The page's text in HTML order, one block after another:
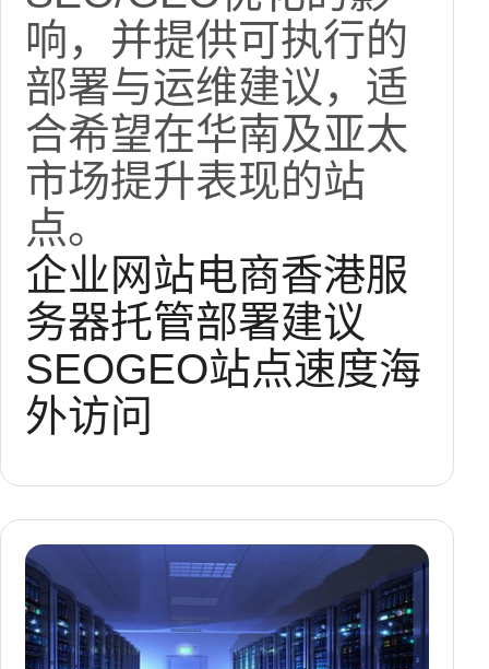
响，并提供可执行的
部署与运维建议，适
合希望在华南及亚太
市场提升表现的站
点。
企业网站电商香港服
务器托管部署建议
SEOGEO站点速度海
外访问